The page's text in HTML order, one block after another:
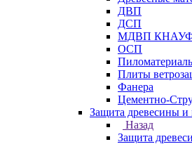
ДВП
ДСП
МДВП
ОСП
Плиты
Фанера
Цементно-
Защита древесины и
Назад
Защита